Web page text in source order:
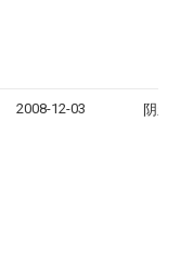
2008-12-03 阴新